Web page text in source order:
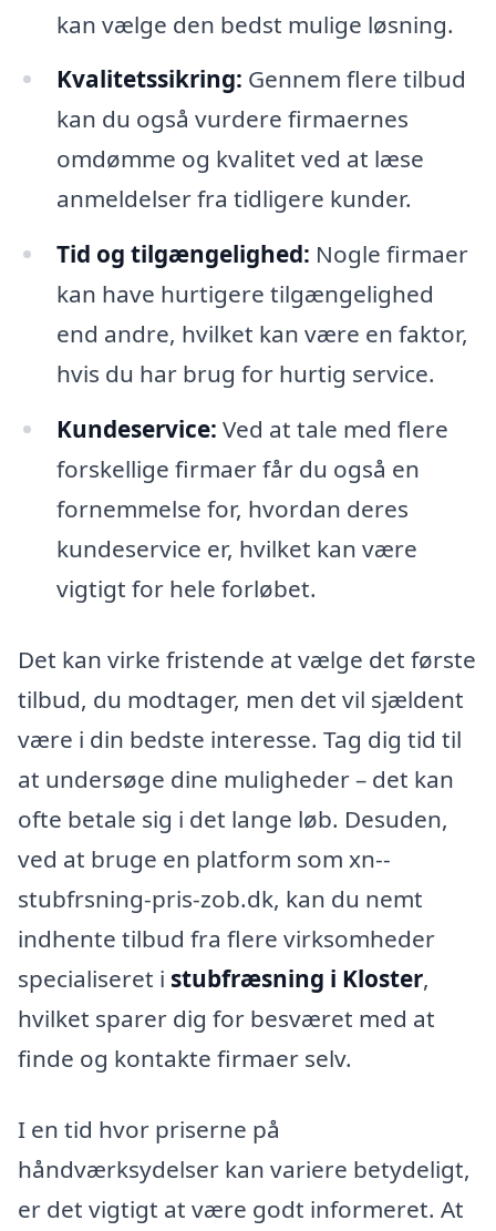
kan vælge den bedst mulige løsning.
Kvalitetssikring: Gennem flere tilbud
kan du også vurdere firmaernes
omdømme og kvalitet ved at læse
anmeldelser fra tidligere kunder.
Tid og tilgængelighed: Nogle firmaer
kan have hurtigere tilgængelighed
end andre, hvilket kan være en faktor,
hvis du har brug for hurtig service.
Kundeservice: Ved at tale med flere
forskellige firmaer får du også en
fornemmelse for, hvordan deres
kundeservice er, hvilket kan være
vigtigt for hele forløbet.
Det kan virke fristende at vælge det første
tilbud, du modtager, men det vil sjældent
være i din bedste interesse. Tag dig tid til
at undersøge dine muligheder – det kan
ofte betale sig i det lange løb. Desuden,
ved at bruge en platform som xn--
stubfrsning-pris-zob.dk, kan du nemt
indhente tilbud fra flere virksomheder
specialiseret i stubfræsning i Kloster,
hvilket sparer dig for besværet med at
finde og kontakte firmaer selv.
I en tid hvor priserne på
håndværksydelser kan variere betydeligt,
er det vigtigt at være godt informeret. At